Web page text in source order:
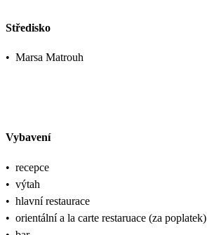
Středisko
• Marsa Matrouh
Vybavení
• recepce
• výtah
• hlavní restaurace
• orientální a la carte restaruace (za poplatek)